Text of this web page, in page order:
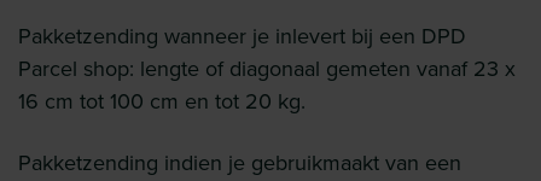
Pakketzending wanneer je inlevert bij een DPD
Parcel shop: lengte of diagonaal gemeten vanaf 23 x
16 cm tot 100 cm en tot 20 kg.
Pakketzending indien je gebruikmaakt van een